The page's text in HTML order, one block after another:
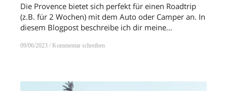
Die Provence bietet sich perfekt für einen Roadtrip
(z.B. für 2 Wochen) mit dem Auto oder Camper an. In
diesem Blogpost beschreibe ich dir meine…
09/06/2023 Kommentar schreiben